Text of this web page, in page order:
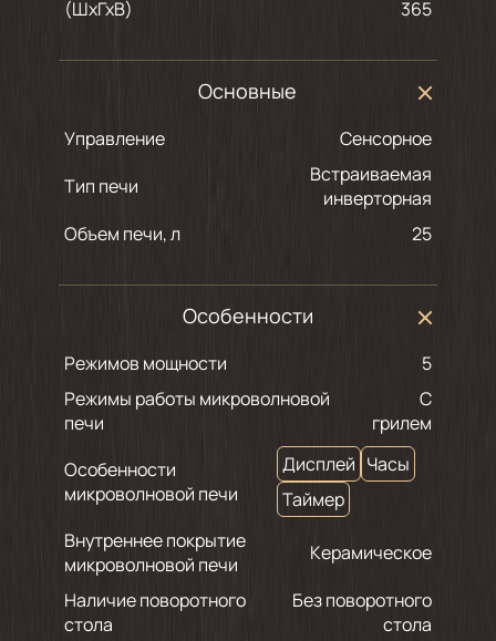
(ШхГхВ)
365
Основные
Управление
Сенсорное
Тип печи
Встраиваемая
инверторная
Объем печи, л
25
Особенности
Режимов мощности
5
Режимы работы микроволновой
печи
С
грилем
Особенности
микроволновой печи
Дисплей Часы
Таймер
Внутреннее покрытие
микроволновой печи
Керамическое
Наличие поворотного
стола
Без поворотного
стола